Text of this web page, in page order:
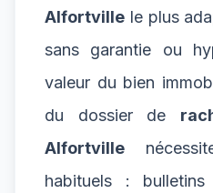
Alfortville le plus
sans garantie ou
valeur du bien
du dossier de
Alfortville
habituels :